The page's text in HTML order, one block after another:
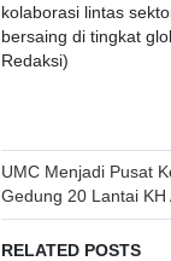
kolaborasi lintas
bersaing di tingkat
Redaksi)
Post
navigation
UMC Menjadi Pusat
Gedung 20 Lantai
RELATED POSTS